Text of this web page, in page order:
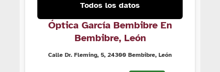
Todos los datos
Óptica García Bembibre En
Bembibre, León
Calle Dr. Fleming, 5, 24300 Bembibre, León